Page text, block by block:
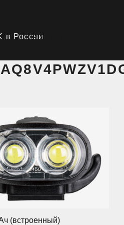
в РоссииRUB, руб.
(встроенный)